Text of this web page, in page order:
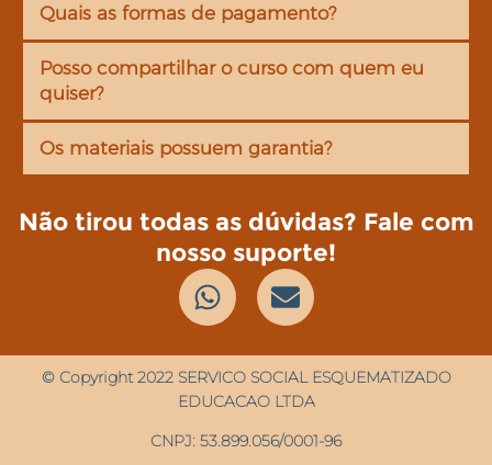
Quais as formas de pagamento?
Posso compartilhar o curso com quem eu
quiser?
Os materiais possuem garantia?
Não tirou todas as dúvidas? Fale com
nosso suporte!
© Copyright 2022 SERVICO SOCIAL ESQUEMATIZADO
EDUCACAO LTDA
CNPJ: 53.899.056/0001-96